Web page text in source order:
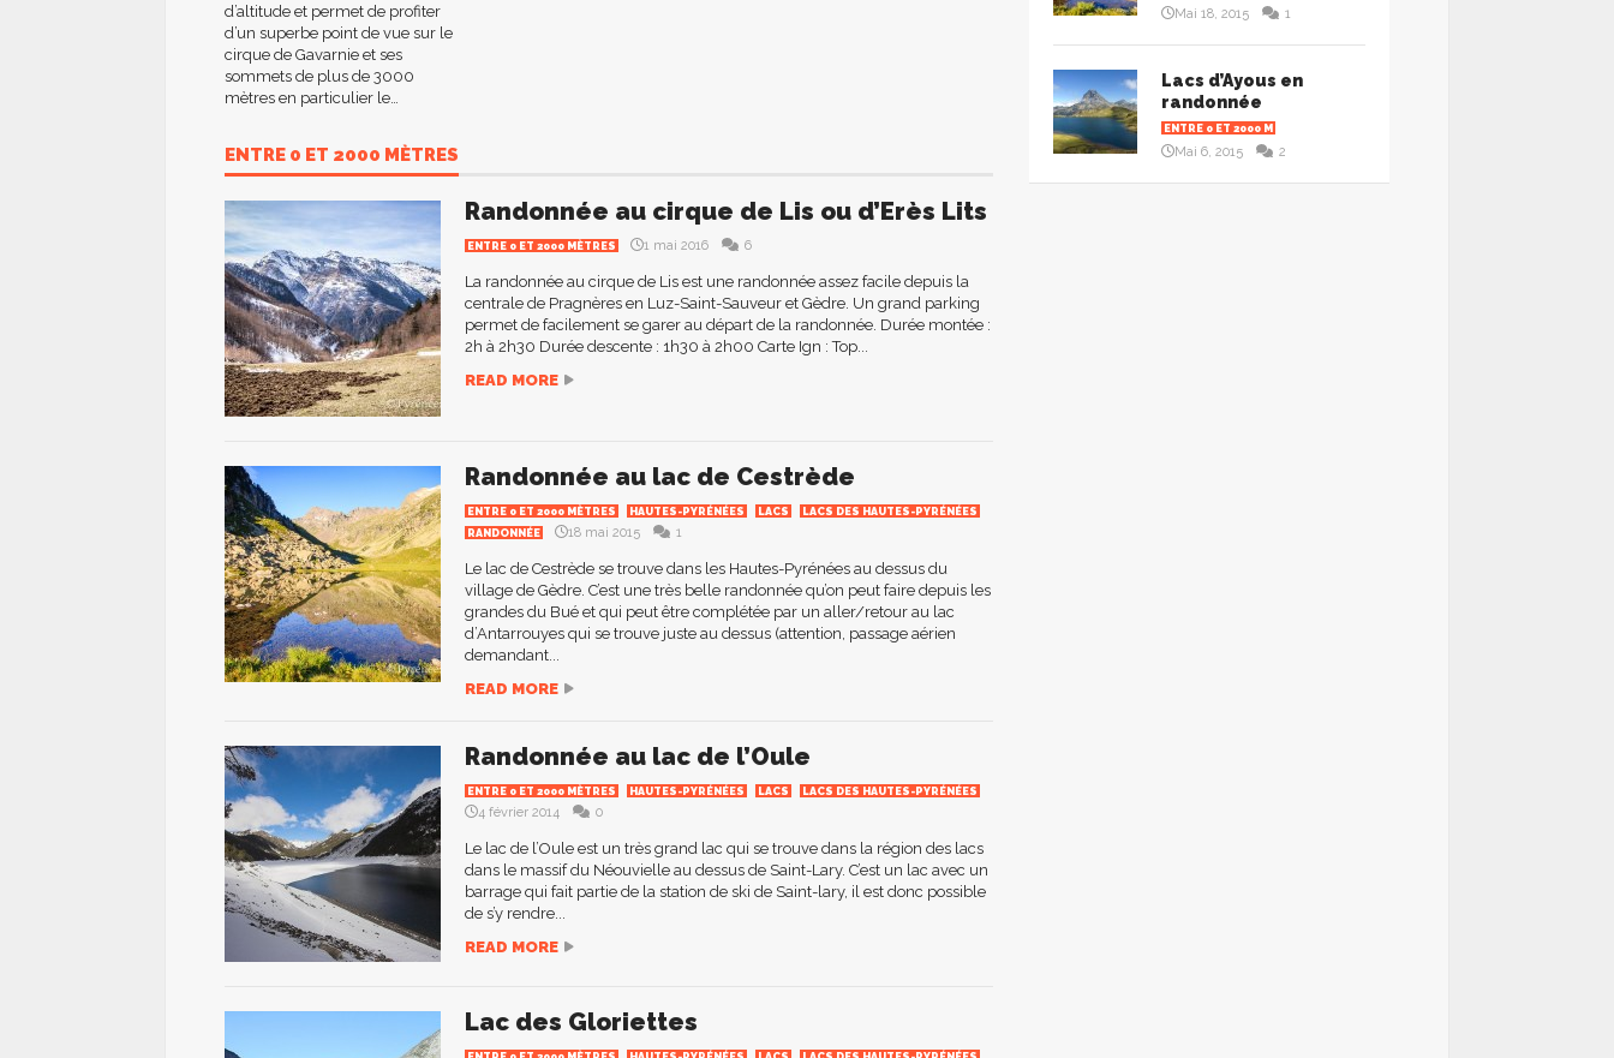
d’altitude et permet de profiter
d’un superbe point de vue sur le
cirque de Gavarnie et ses
sommets de plus de 3000
mètres en particulier le…
ENTRE 0 ET 2000 MÈTRES
Randonnée au cirque de Lis ou d’Erès Lits
ENTRE 0 ET 2000 MÈTRES 1 mai 2016 6
La randonnée au cirque de Lis est une randonnée assez facile depuis la
centrale de Pragnères en Luz-Saint-Sauveur et Gèdre. Un grand parking
permet de facilement se garer au départ de la randonnée. Durée montée :
2h à 2h30 Durée descente : 1h30 à 2h00 Carte Ign : Top...
READ MORE
Randonnée au lac de Cestrède
ENTRE 0 ET 2000 MÈTRES HAUTES-PYRÉNÉES LACS
LACS DES HAUTES-PYRÉNÉES
RANDONNÉE
18 mai 2015 1
Le lac de Cestrède se trouve dans les Hautes-Pyrénées au dessus du
village de Gèdre. C’est une très belle randonnée qu’on peut faire depuis les
grandes du Bué et qui peut être complétée par un aller/retour au lac
d’Antarrouyes qui se trouve juste au dessus (attention, passage aérien
demandant...
READ MORE
Randonnée au lac de l’Oule
ENTRE 0 ET 2000 MÈTRES HAUTES-PYRÉNÉES LACS LACS DES HAUTES-PYRÉNÉES
4 février 2014 0
Le lac de l’Oule est un très grand lac qui se trouve dans la région des lacs
dans le massif du Néouvielle au dessus de Saint-Lary. C’est un lac avec un
barrage qui fait partie de la station de ski de Saint-lary, il est donc possible
de s’y rendre...
READ MORE
Lac des Gloriettes
Mai 18, 2015 1
Lacs d’Ayous en
randonnée
ENTRE 0 ET 2000 M
Mai 6, 2015 2